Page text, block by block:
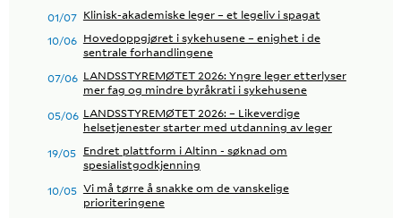
01/07 Klinisk-akademiske leger – et legeliv i spagat
10/06 Hovedoppgjøret i sykehusene – enighet i de
sentrale forhandlingene
07/06 LANDSSTYREMØTET 2026: Yngre leger etterlyser
mer fag og mindre byråkrati i sykehusene
05/06 LANDSSTYREMØTET 2026: – Likeverdige
helsetjenester starter med utdanning av leger
19/05 Endret plattform i Altinn - søknad om
spesialistgodkjenning
10/05 Vi må tørre å snakke om de vanskelige
prioriteringene